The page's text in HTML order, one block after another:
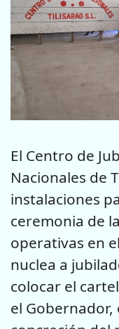
El Centro de
Nacionales de
instalaciones
ceremonia de
operativas en
nuclea a
colocar el
el Gobernador,